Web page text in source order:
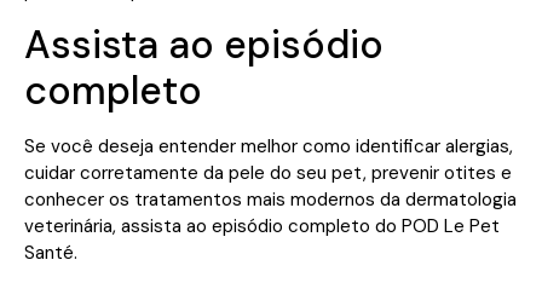
Assista ao episódio
completo
Se você deseja entender melhor como identificar alergias,
cuidar corretamente da pele do seu pet, prevenir otites e
conhecer os tratamentos mais modernos da dermatologia
veterinária, assista ao episódio completo do POD Le Pet
Santé.